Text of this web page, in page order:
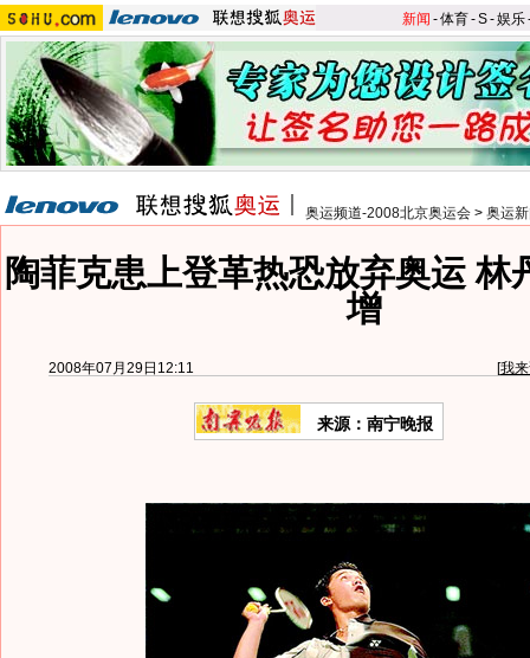
新闻 -体育-S-娱乐
奥运频道-2008北京奥运会 > 奥运
陶菲克患上登革热恐放弃奥运 林
增
2008年07月29日12:11 [我
来源：南宁晚报